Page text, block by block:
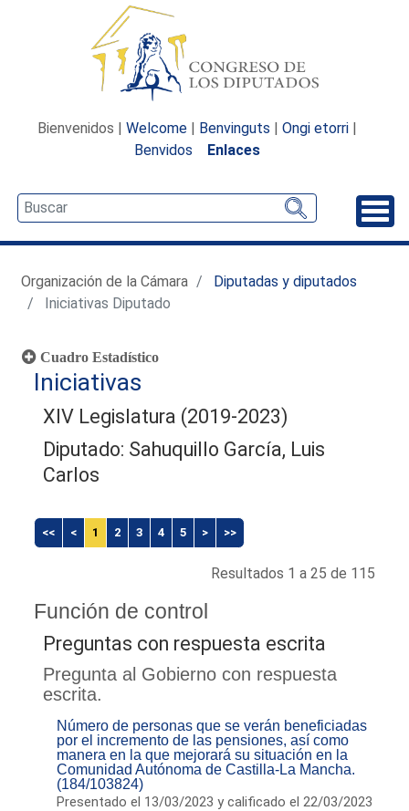
Bienvenidos | Welcome | Benvinguts | Ongi etorri |
Benvidos
Enlaces
Organización de la Cámara
Diputadas y diputados
Iniciativas Diputado
Cuadro Estadístico
Iniciativas
XIV Legislatura (2019-2023)
Diputado: Sahuquillo García, Luis
Carlos
<< < 1 2 3 4 5 > >>
Resultados 1 a 25 de 115
Función de control
Preguntas con respuesta escrita
Pregunta al Gobierno con respuesta
escrita.
Número de personas que se verán beneficiadas
por el incremento de las pensiones, así como
manera en la que mejorará su situación en la
Comunidad Autónoma de Castilla-La Mancha.
(184/103824)
Presentado el 13/03/2023 y calificado el 22/03/2023